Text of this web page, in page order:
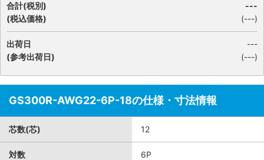
合計(税別)
(税込価格)
---
(---)
出荷日
(参考出荷日)
---
(---)
GS300R-AWG22-6P-18の仕様・寸法情報
芯数(芯) 12
対数 6P